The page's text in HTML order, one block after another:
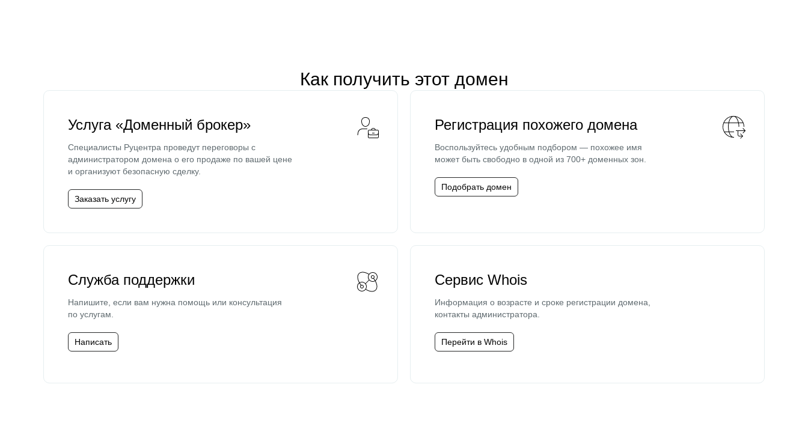
Как получить этот домен
Услуга «Доменный брокер»
Специалисты Руцентра проведут переговоры с
администратором домена о его продаже по вашей цене
и организуют безопасную сделку.
Заказать услугу
Регистрация похожего домена
Воспользуйтесь удобным подбором — похожее имя
может быть свободно в одной из 700+ доменных зон.
Подобрать домен
Служба поддержки
Напишите, если вам нужна помощь или консультация
по услугам.
Написать
Сервис Whois
Информация о возрасте и сроке регистрации домена,
контакты администратора.
Перейти в Whois